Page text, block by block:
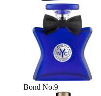
Bond No.9